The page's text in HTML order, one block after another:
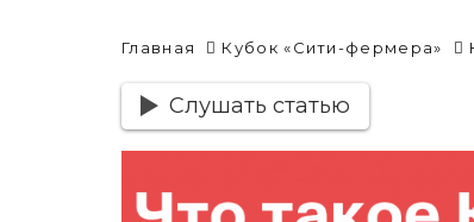
Главная Кубок «Сити-фермера»
Слушать статью